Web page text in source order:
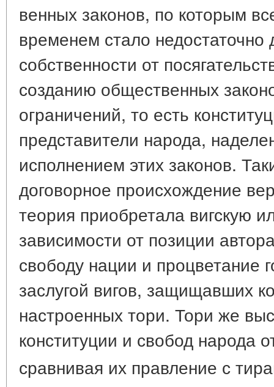
венных законов, по которым
временем стало
собственности от
созданию общественных
ограничений, то есть
представители народа,
исполнением этих законов.
договорное происхождение
теория приобретала вигскую
зависимости от позиции
свободу нации и процветание
заслугой вигов, защищавших
настроенных тори. Тори же
конституции и свобод народа
сравнивая их правление с